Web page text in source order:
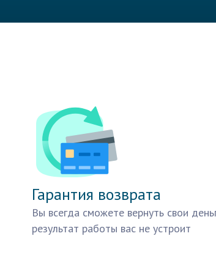
Гарантия возврата
Вы всегда сможете вернуть свои
результат работы вас не устроит